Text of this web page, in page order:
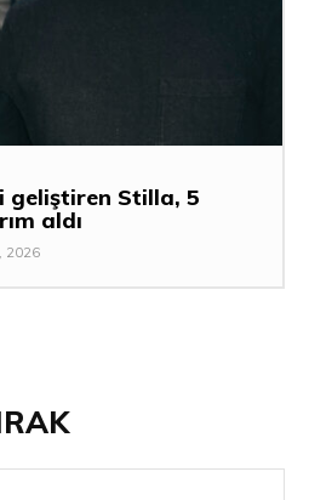
geliştiren Stilla, 5
aldı
2026